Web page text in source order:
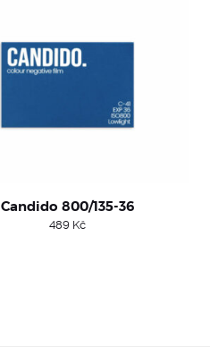
Candido 800/135-36
489 Kč